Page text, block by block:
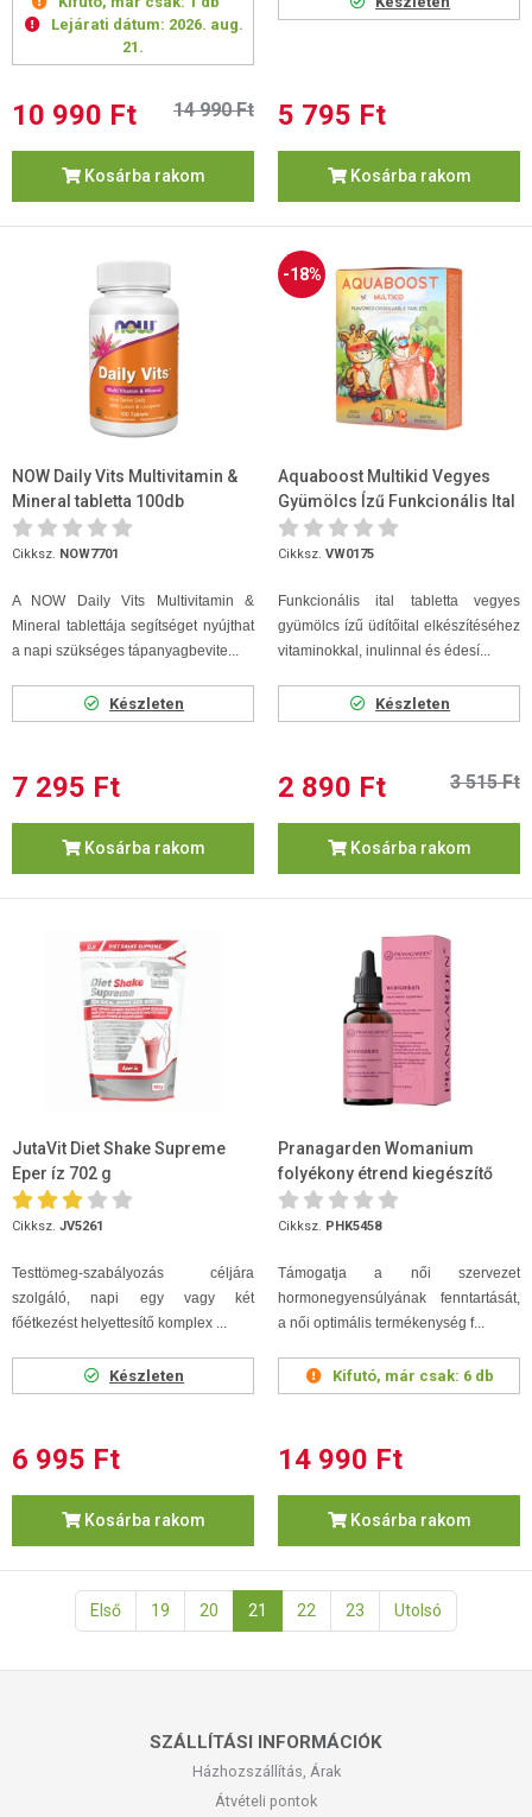
Lejárati dátum: 2026. aug.
21.
10 990 Ft 14 990 Ft
Kosárba rakom
5 795 Ft
Kosárba rakom
NOW Daily Vits Multivitamin &
Mineral tabletta 100db
Cikksz. NOW7701
A NOW Daily Vits Multivitamin &
Mineral tablettája segítséget nyújthat
a napi szükséges tápanyagbevite...
Készleten
7 295 Ft
Kosárba rakom
-18%
Aquaboost Multikid Vegyes
Gyümölcs Ízű Funkcionális Ital
Tabletta 18db
Cikksz. VW0175
Funkcionális ital tabletta vegyes
gyümölcs ízű üdítőital elkészítéséhez
vitaminokkal, inulinnal és édesí...
Készleten
2 890 Ft 3 515 Ft
Kosárba rakom
JutaVit Diet Shake Supreme
Eper íz 702 g
Cikksz. JV5261
Testtömeg-szabályozás céljára
szolgáló, napi egy vagy két
főétkezést helyettesítő komplex ...
Készleten
6 995 Ft
Kosárba rakom
Pranagarden Womanium
folyékony étrend kiegészítő
100 ml
Cikksz. PHK5458
Támogatja a női szervezet
hormonegyensúlyának fenntartását,
a női optimális termékenység f...
Kifutó, már csak: 6 db
14 990 Ft
Kosárba rakom
Első 19 20 21 22 23 Utolsó
SZÁLLÍTÁSI INFORMÁCIÓK
Házhozszállítás, Árak
Átvételi pontok